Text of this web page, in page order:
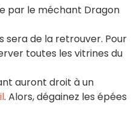
par le méchant Dragon
sera de la retrouver. Pour
toutes les vitrines du
auront droit à un
. Alors, dégainez les épées